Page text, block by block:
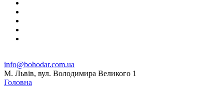
info@bohodar.com.ua
М. Львів, вул. Володимира Великого 1
Головна